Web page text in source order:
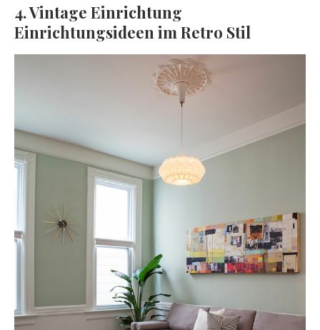
4. Vintage Einrichtung
Einrichtungsideen im Retro Stil